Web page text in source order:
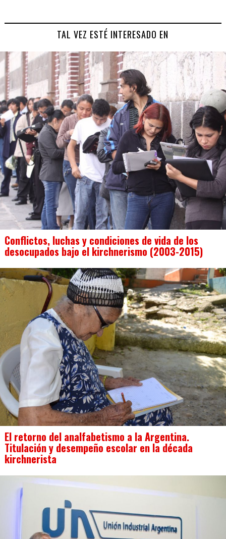
TAL VEZ ESTÉ INTERESADO EN
Conflictos, luchas y condiciones de vida de los
desocupados bajo el kirchnerismo (2003-2015)
El retorno del analfabetismo a la Argentina.
Titulación y desempeño escolar en la década
kirchnerista